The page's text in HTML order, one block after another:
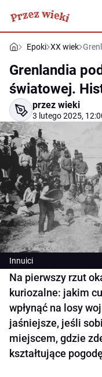
Epoki XX wiek
Grenlandia
światowej.
przez wieki
3 lutego 2025,
Innuici
Na pierwszy rzut
kuriozalne: jakim
wpłynąć na losy
jaśniejsze, jeśli
miejscem, gdzie
kształtujące